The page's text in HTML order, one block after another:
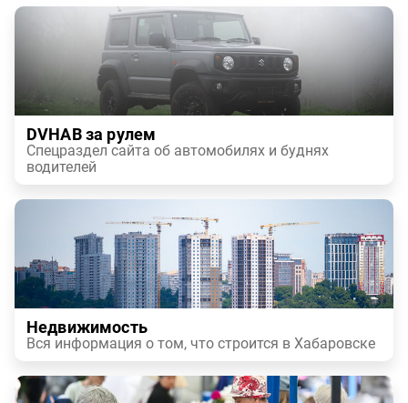
DVHAB за рулем
Спецраздел сайта об автомобилях и буднях
водителей
Недвижимость
Вся информация о том, что строится в Хабаровске